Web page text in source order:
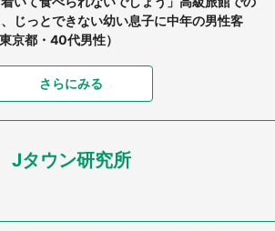
じっとできない幼い息子に中年の男性客
京都・40代男性）
すぎ」1歳息子の〝店頭駄々こね〟の内容に1.
がく 「お菓子売り場ならまだしも...」「ハ
い」
恐怖症の私は新幹線で大パニック。隣席の青
さらにみる
Jタウン研究所